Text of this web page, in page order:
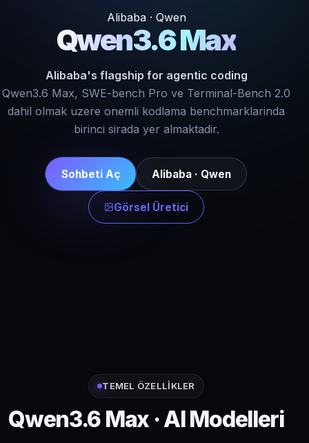
Alibaba · Qwen
Qwen3.6 Max
Alibaba's flagship for agentic coding
Qwen3.6 Max, SWE-bench Pro ve Terminal-Bench 2.0
dahil olmak uzere onemli kodlama benchmarklarinda
birinci sirada yer almaktadir.
Sohbeti Aç Alibaba · Qwen
Görsel Üretici
TEMEL ÖZELLIKLER
Qwen3.6 Max · AI Modelleri